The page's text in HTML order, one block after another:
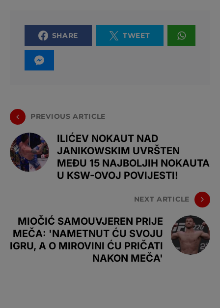
SHARE TWEET
PREVIOUS ARTICLE
ILIĆEV NOKAUT NAD
JANIKOWSKIM UVRŠTEN
MEĐU 15 NAJBOLJIH NOKAUTA
U KSW-OVOJ POVIJESTI!
NEXT ARTICLE
MIOČIĆ SAMOUVJEREN PRIJE
MEČA: 'NAMETNUT ĆU SVOJU
IGRU, A O MIROVINI ĆU PRIČATI
NAKON MEČA'